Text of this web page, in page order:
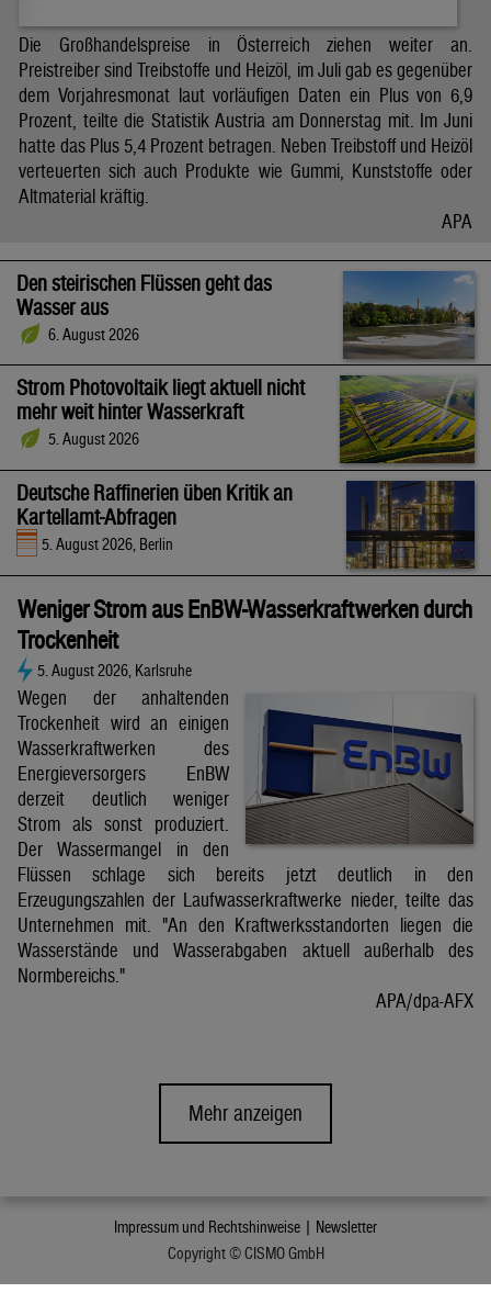
Die Großhandelspreise in Österreich ziehen weiter an.
Preistreiber sind Treibstoffe und Heizöl, im Juli gab es gegenüber
dem Vorjahresmonat laut vorläufigen Daten ein Plus von 6,9
Prozent, teilte die Statistik Austria am Donnerstag mit. Im Juni
hatte das Plus 5,4 Prozent betragen. Neben Treibstoff und Heizöl
verteuerten sich auch Produkte wie Gummi, Kunststoffe oder
Altmaterial kräftig.
APA
Den steirischen Flüssen geht das
Wasser aus
6. August 2026
Strom Photovoltaik liegt aktuell nicht
mehr weit hinter Wasserkraft
5. August 2026
Deutsche Raffinerien üben Kritik an
Kartellamt-Abfragen
5. August 2026, Berlin
Weniger Strom aus EnBW-Wasserkraftwerken durch
Trockenheit
5. August 2026, Karlsruhe
Wegen der anhaltenden
Trockenheit wird an einigen
Wasserkraftwerken des
Energieversorgers EnBW
derzeit deutlich weniger
Strom als sonst produziert.
Der Wassermangel in den
Flüssen schlage sich bereits jetzt deutlich in den
Erzeugungszahlen der Laufwasserkraftwerke nieder, teilte das
Unternehmen mit. "An den Kraftwerksstandorten liegen die
Wasserstände und Wasserabgaben aktuell außerhalb des
Normbereichs."
APA/dpa-AFX
Mehr anzeigen
Impressum und Rechtshinweise | Newsletter
Copyright © CISMO GmbH